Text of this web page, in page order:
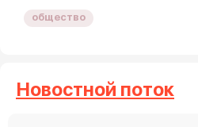
общество
Новостной поток